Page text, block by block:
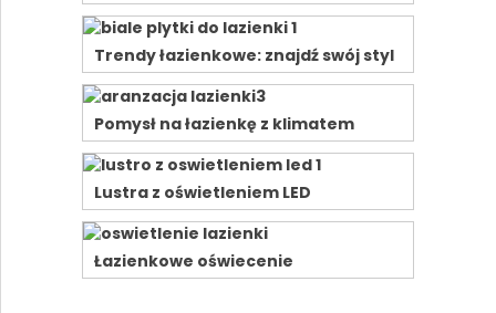
Trendy łazienkowe: znajdź swój styl
Pomysł na łazienkę z klimatem
Lustra z oświetleniem LED
Łazienkowe oświecenie